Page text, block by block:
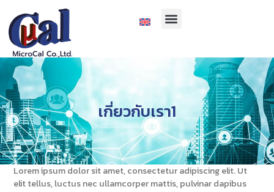
เกี่ยวกับเรา1
Lorem ipsum dolor sit amet, consectetur adipiscing elit. Ut
elit tellus, luctus nec ullamcorper mattis, pulvinar dapibus